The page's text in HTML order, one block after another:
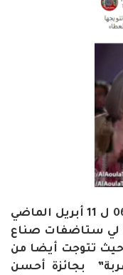
هذا و قد نُظمت هذه التظاهرة من 06 ل 11 أبريل الماضي
لي ستاضفات صناع
حيث تتوجت أيضا من
بجائزة أحسن